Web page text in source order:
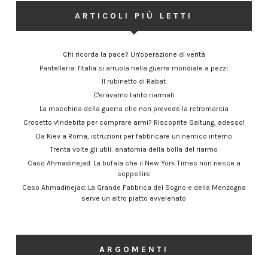
ARTICOLI PIÙ LETTI
Chi ricorda la pace? Un'operazione di verità
Pantelleria: l'Italia si arruola nella guerra mondiale a pezzi
Il rubinetto di Rabat
C'eravamo tanto riarmati
La macchina della guerra che non prevede la retromarcia
Crosetto v'indebita per comprare armi? Riscoprite Galtung, adesso!
Da Kiev a Roma, istruzioni per fabbricare un nemico interno
Trenta volte gli utili: anatomia della bolla del riarmo
Caso Ahmadinejad. La bufala che il New York Times non riesce a
seppellire
Caso Ahmadinejad. La Grande Fabbrica del Sogno e della Menzogna
serve un altro piatto avvelenato
ARGOMENTI